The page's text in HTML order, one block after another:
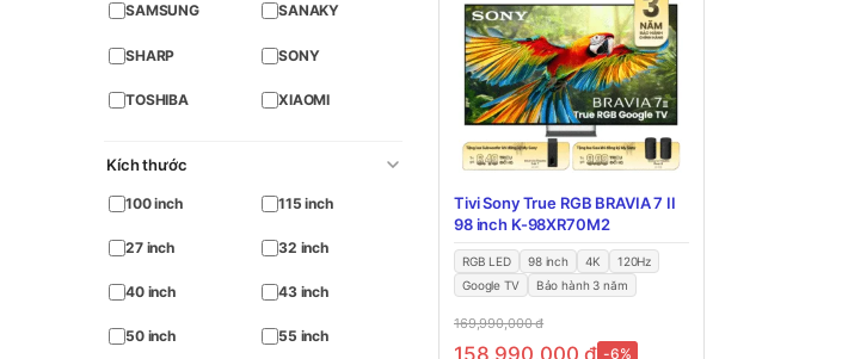
Tivi Sony True RGB BRAVIA 7 II
98 inch K-98XR70M2
RGB LED 98 inch 4K
120Hz
Google TV
Bảo hành 3 năm
169,990,000đ
-6%
SAMSUNG SANAKY
SHARP SONY
TOSHIBA XIAOMI
Kích thước
100 inch 115 inch
27 inch 32 inch
40 inch 43 inch
50 inch 55 inch